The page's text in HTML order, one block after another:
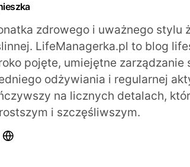
zdrowego i uważnego stylu
LifeManagerka.pl to blog
pojęte, umiejętne zarządzanie
odżywiania i regularnej
na licznych detalach,
i szczęśliwszym.